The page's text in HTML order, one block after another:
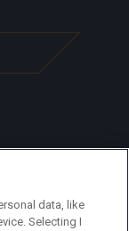
data, like
Selecting I